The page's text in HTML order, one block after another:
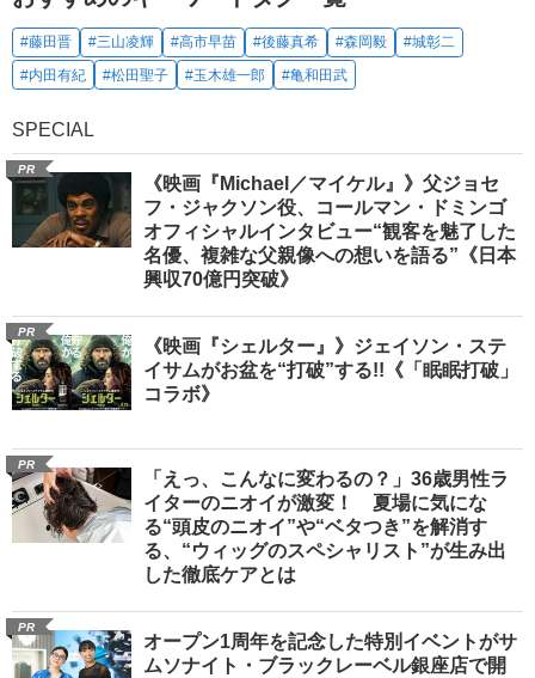
#藤田晋 #三山凌輝 #高市早苗 #後藤真希 #森岡毅
#城彰二
#内田有紀
#松田聖子 #玉木雄一郎 #亀和田武
SPECIAL
PR
《映画『Michael／マイケル』》父ジョセ
フ・ジャクソン役、コールマン・ドミンゴ
オフィシャルインタビュー“観客を魅了した
名優、複雑な父親像への想いを語る”《日本
興収70億円突破》
PR
《映画『シェルター』》ジェイソン・ステ
イサムがお盆を“打破”する!!《「眠眠打破」
コラボ》
PR
「えっ、こんなに変わるの？」36歳男性ラ
イターのニオイが激変！ 夏場に気にな
る“頭皮のニオイ”や“ベタつき”を解消す
る、“ウィッグのスペシャリスト”が生み出
した徹底ケアとは
PR
オープン1周年を記念した特別イベントがサ
ムソナイト・ブラックレーベル銀座店で開